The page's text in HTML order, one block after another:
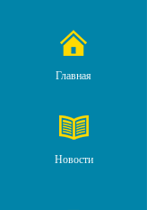
Главная
Новости